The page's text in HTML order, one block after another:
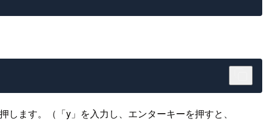
ます。（「y」を入力し、エンターキーを押すと、